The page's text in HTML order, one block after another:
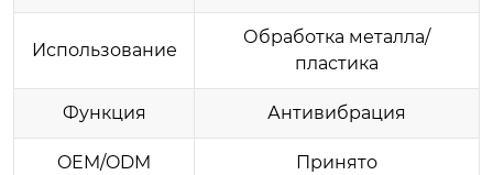
Использование
Обработка металла/
пластика
Функция Антивибрация
OEM/ODM Принято